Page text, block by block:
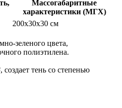
Массогабаритные
характеристики (МГХ)
200х30х30 см
зеленого цвета,
полиэтилена.
создает тень со степенью